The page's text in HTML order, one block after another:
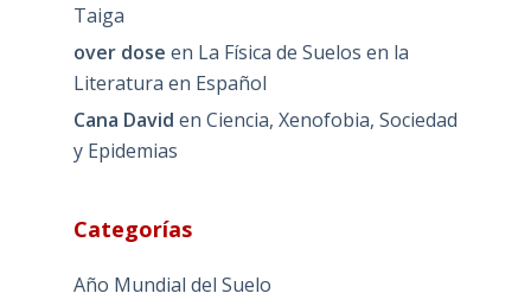
Taiga
over dose en La Física de Suelos en la
Literatura en Español
Cana David en Ciencia, Xenofobia, Sociedad
y Epidemias
Categorías
Año Mundial del Suelo